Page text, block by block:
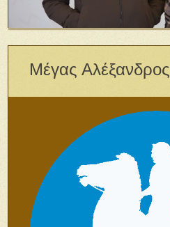
Μέγας Αλέξανδρος